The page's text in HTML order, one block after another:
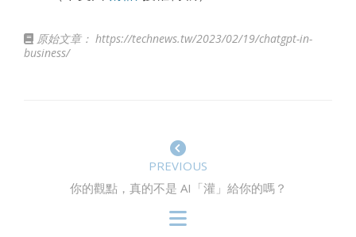
原始文章： https://technews.tw/2023/02/19/chatgpt-in-
business/
PREVIOUS
你的觀點，真的不是 AI「灌」給你的嗎？